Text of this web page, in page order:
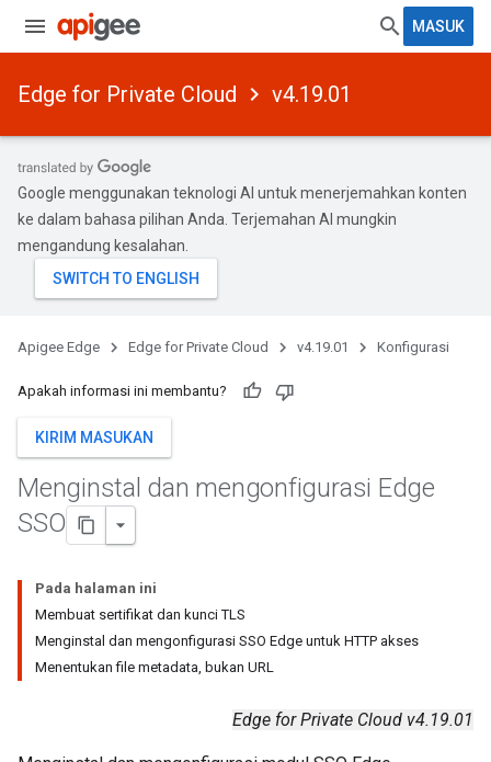
MASUK
Edge for Private Cloud v4.19.01
Google menggunakan teknologi AI untuk menerjemahkan konten
ke dalam bahasa pilihan Anda. Terjemahan AI mungkin
mengandung kesalahan.
Apigee Edge Edge for Private Cloud v4.19.01 Konfigurasi
Apakah informasi ini membantu?
KIRIM MASUKAN
Menginstal dan mengonfigurasi Edge
SSO
Pada halaman ini
Membuat sertifikat dan kunci TLS
Menginstal dan mengonfigurasi SSO Edge untuk HTTP akses
Menentukan file metadata, bukan URL
Edge for Private Cloud v4.19.01